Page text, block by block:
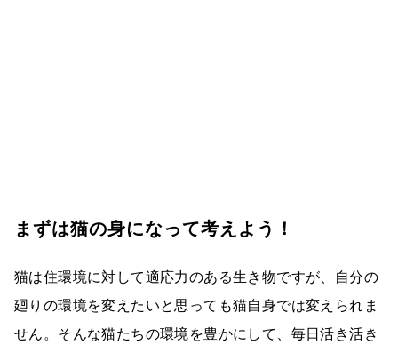
まずは猫の身になって考えよう！
猫は住環境に対して適応力のある生き物ですが、自分の
廻りの環境を変えたいと思っても猫自身では変えられま
せん。そんな猫たちの環境を豊かにして、毎日活き活き